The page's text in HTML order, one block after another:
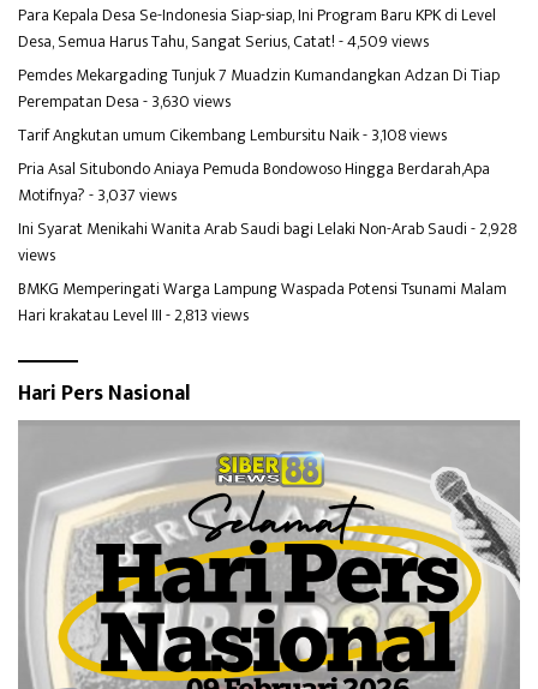
Para Kepala Desa Se-Indonesia Siap-siap, Ini Program Baru KPK di Level
Desa, Semua Harus Tahu, Sangat Serius, Catat!- 4,509 views
Pemdes Mekargading Tunjuk 7 Muadzin Kumandangkan Adzan Di Tiap
Perempatan Desa- 3,630 views
Tarif Angkutan umum Cikembang Lembursitu Naik- 3,108 views
Pria Asal Situbondo Aniaya Pemuda Bondowoso Hingga Berdarah,Apa
Motifnya?- 3,037 views
Ini Syarat Menikahi Wanita Arab Saudi bagi Lelaki Non-Arab Saudi- 2,928
views
BMKG Memperingati Warga Lampung Waspada Potensi Tsunami Malam
Hari krakatau Level III- 2,813 views
Hari Pers Nasional